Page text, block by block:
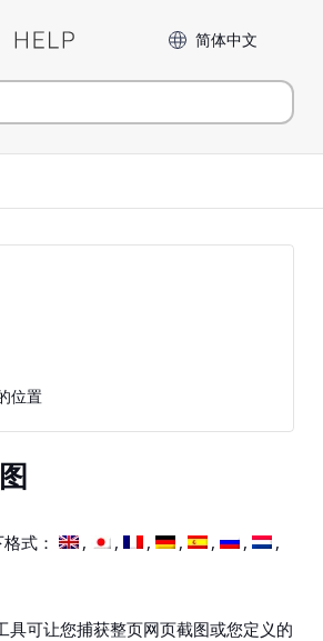
Language
式：
具可让您捕获整页网页截图或您定义的
位置